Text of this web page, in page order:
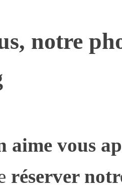
notre
aime vous
réserver